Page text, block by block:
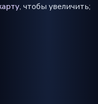
, чтобы увеличить;